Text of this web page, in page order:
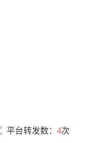
平台转发数： 4次